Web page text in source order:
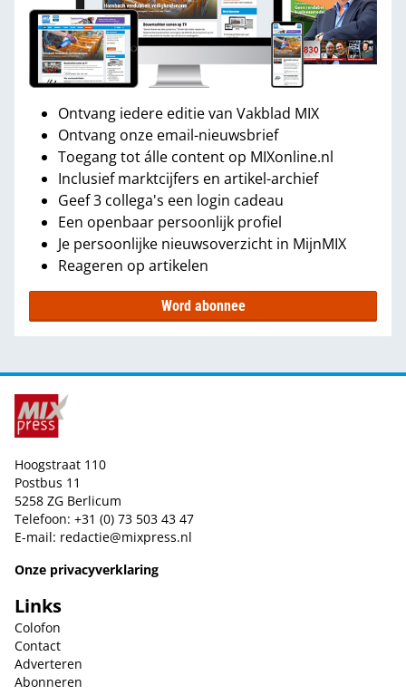
Ontvang iedere editie van Vakblad MIX
Ontvang onze email-nieuwsbrief
Toegang tot álle content op MIXonline.nl
Inclusief marktcijfers en artikel-archief
Geef 3 collega's een login cadeau
Een openbaar persoonlijk profiel
Je persoonlijke nieuwsoverzicht in MijnMIX
Reageren op artikelen
Word abonnee
Hoogstraat 110
Postbus 11
5258 ZG Berlicum
Telefoon: +31 (0) 73 503 43 47
E-mail: redactie@mixpress.nl
Onze privacyverklaring
Links
Colofon
Contact
Adverteren
Abonneren